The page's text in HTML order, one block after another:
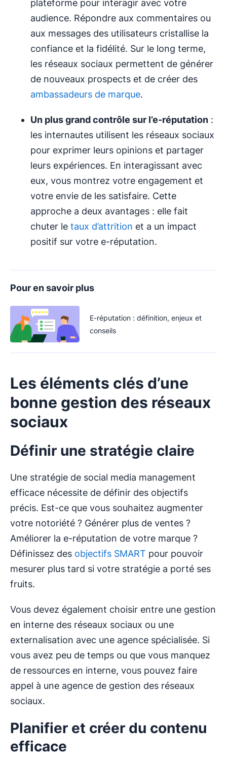
plateforme pour interagir avec votre
audience. Répondre aux commentaires ou
aux messages des utilisateurs cristallise la
confiance et la fidélité. Sur le long terme,
les réseaux sociaux permettent de générer
de nouveaux prospects et de créer des
ambassadeurs de marque.
Un plus grand contrôle sur l’e-réputation :
les internautes utilisent les réseaux sociaux
pour exprimer leurs opinions et partager
leurs expériences. En interagissant avec
eux, vous montrez votre engagement et
votre envie de les satisfaire. Cette
approche a deux avantages : elle fait
chuter le taux d’attrition et a un impact
positif sur votre e-réputation.
Pour en savoir plus
E-réputation : définition, enjeux et
conseils
Les éléments clés d’une
bonne gestion des réseaux
sociaux
Définir une stratégie claire
Une stratégie de social media management
efficace nécessite de définir des objectifs
précis. Est-ce que vous souhaitez augmenter
votre notoriété ? Générer plus de ventes ?
Améliorer la e-réputation de votre marque ?
Définissez des objectifs SMART pour pouvoir
mesurer plus tard si votre stratégie a porté ses
fruits.
Vous devez également choisir entre une gestion
en interne des réseaux sociaux ou une
externalisation avec une agence spécialisée. Si
vous avez peu de temps ou que vous manquez
de ressources en interne, vous pouvez faire
appel à une agence de gestion des réseaux
sociaux.
Planifier et créer du contenu
efficace